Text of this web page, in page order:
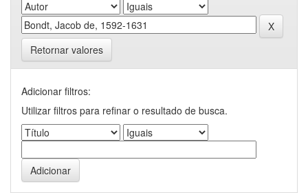
Retornar valores
Adicionar filtros:
Utilizar filtros para refinar o resultado de busca.